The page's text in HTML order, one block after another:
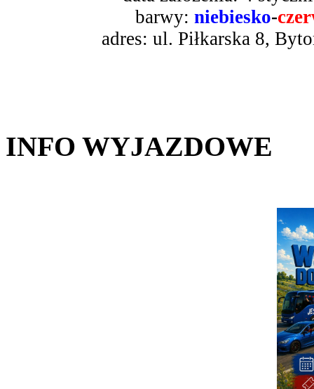
barwy: niebiesko-
adres: ul. Piłkarska 8,
INFO WYJAZDOWE